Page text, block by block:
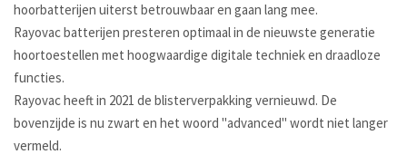
hoorbatterijen uiterst betrouwbaar en gaan lang mee.
Rayovac batterijen presteren optimaal in de nieuwste generatie
hoortoestellen met hoogwaardige digitale techniek en draadloze
functies.
Rayovac heeft in 2021 de blisterverpakking vernieuwd. De
bovenzijde is nu zwart en het woord "advanced" wordt niet langer
vermeld.